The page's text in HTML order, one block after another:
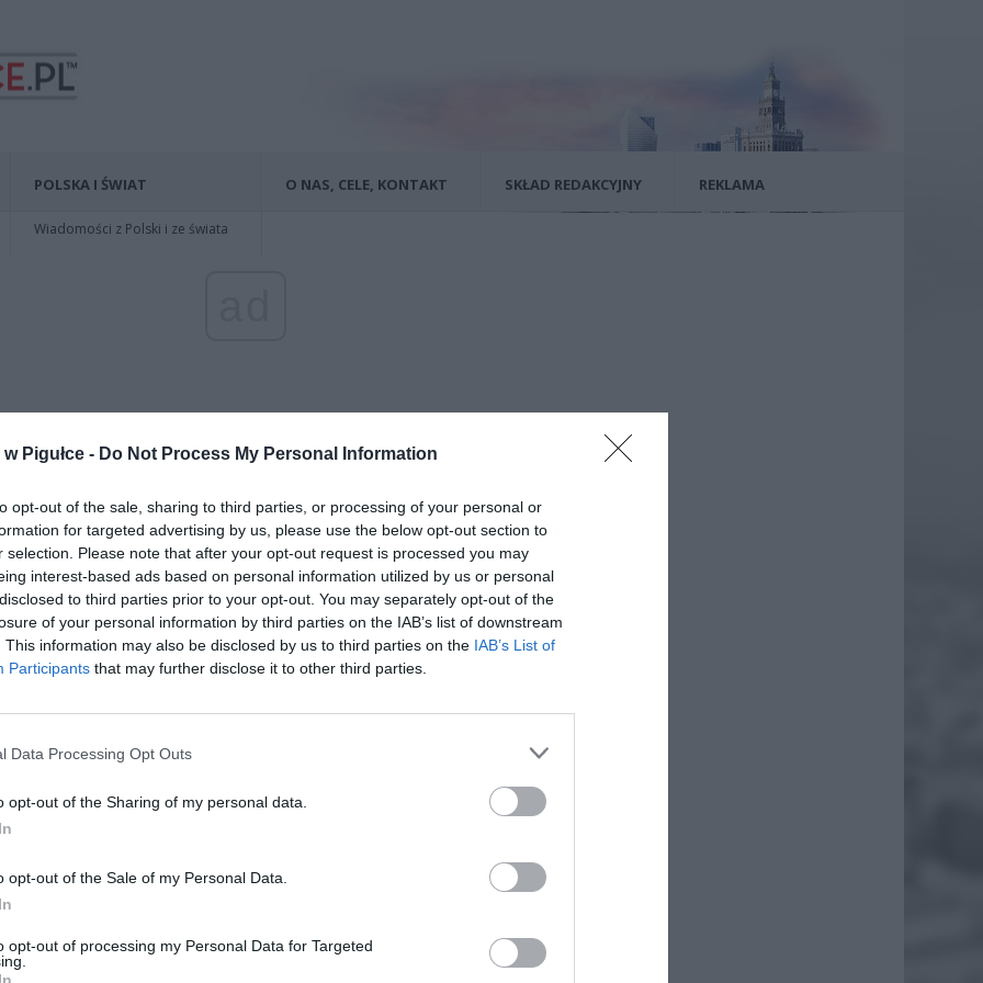
Pigułce - Do Not Process My Personal Information
opt-out of the sale, sharing to third parties, or processing of your personal or
for targeted advertising by us, please use the below opt-out section to
selection. Please note that after your opt-out request is processed you may
interest-based ads based on personal information utilized by us or personal
to third parties prior to your opt-out. You may separately opt-out of the
of your personal information by third parties on the IAB’s list of downstream
This information may also be disclosed by us to third parties on the IAB’s List of
Participants that may further disclose it to other third parties.
Data Processing Opt Outs
opt-out of the Sharing of my personal data.
opt-out of the Sale of my Personal Data.
opt-out of processing my Personal Data for Targeted
POLSKA I ŚWIAT
Wiadomości z Polski i ze świata
O NAS, CELE, KONTAKT SKŁAD REDAKCYJNY REKLAMA
Braterstwa Broni
PATRIOTYCZNY, KOMUNISTYCZNE
USUNIĘTE
Portal wPolityce.pl poinformował o wyroku dla
na niską szkodliwość czynu.